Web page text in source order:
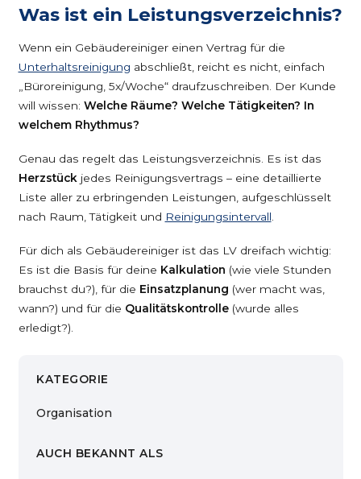
Was ist ein Leistungsverzeichnis?
Wenn ein Gebäudereiniger einen Vertrag für die
Unterhaltsreinigung abschließt, reicht es nicht, einfach
„Büroreinigung, 5x/Woche“ draufzuschreiben. Der Kunde
will wissen: Welche Räume? Welche Tätigkeiten? In
welchem Rhythmus?
Genau das regelt das Leistungsverzeichnis. Es ist das
Herzstück jedes Reinigungsvertrags – eine detaillierte
Liste aller zu erbringenden Leistungen, aufgeschlüsselt
nach Raum, Tätigkeit und Reinigungsintervall
Für dich als Gebäudereiniger ist das LV dreifach wichtig:
Es ist die Basis für deine Kalkulation (wie viele Stunden
brauchst du?), für die Einsatzplanung (wer macht was,
wann?) und für die Qualitätskontrolle(wurde alles
erledigt?).
KATEGORIE
Organisation
AUCH BEKANNT ALS